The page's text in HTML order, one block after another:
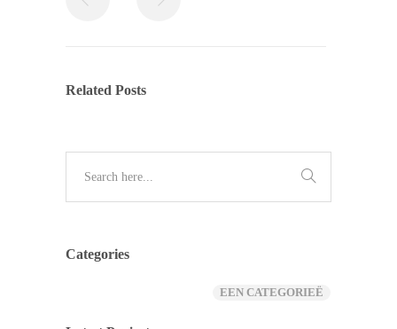
Related Posts
Categories
EEN CATEGORIEË